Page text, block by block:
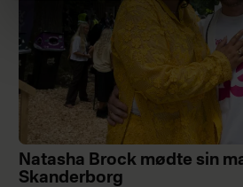
Natasha Brock mødte sin
Skanderborg